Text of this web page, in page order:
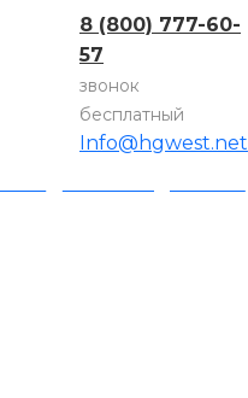
8 (800) 777-60-
57
звонок
бесплатный
Info@hgwest.net